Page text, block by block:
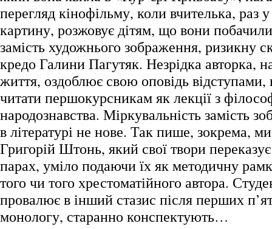
перегляд кінофільму, коли вчителька, раз
картину, розжовує дітям, що вони
замість художнього зображення, ризикну
кредо Галини Пагутяк. Незрідка авторка,
життя, оздоблює свою оповідь відступами,
читати першокурсникам як лекції з
народознавства. Міркувальність замість
в літературі не нове. Так пише, зокрема,
Григорій Штонь, який свої твори
парах, уміло подаючи їх як методичну
того чи того хрестоматійного автора.
провалює в інший стазис після перших
монологу, старанно конспектують…